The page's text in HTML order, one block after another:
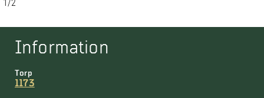
1/2
Information
Torp
1173